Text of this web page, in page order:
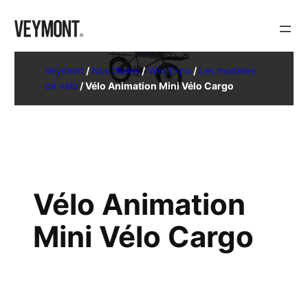
Veymont /Nos filiales/Vélo Expo /Les modèles
de vélo /Vélo Animation Mini Vélo Cargo
Vélo Animation
Mini Vélo Cargo